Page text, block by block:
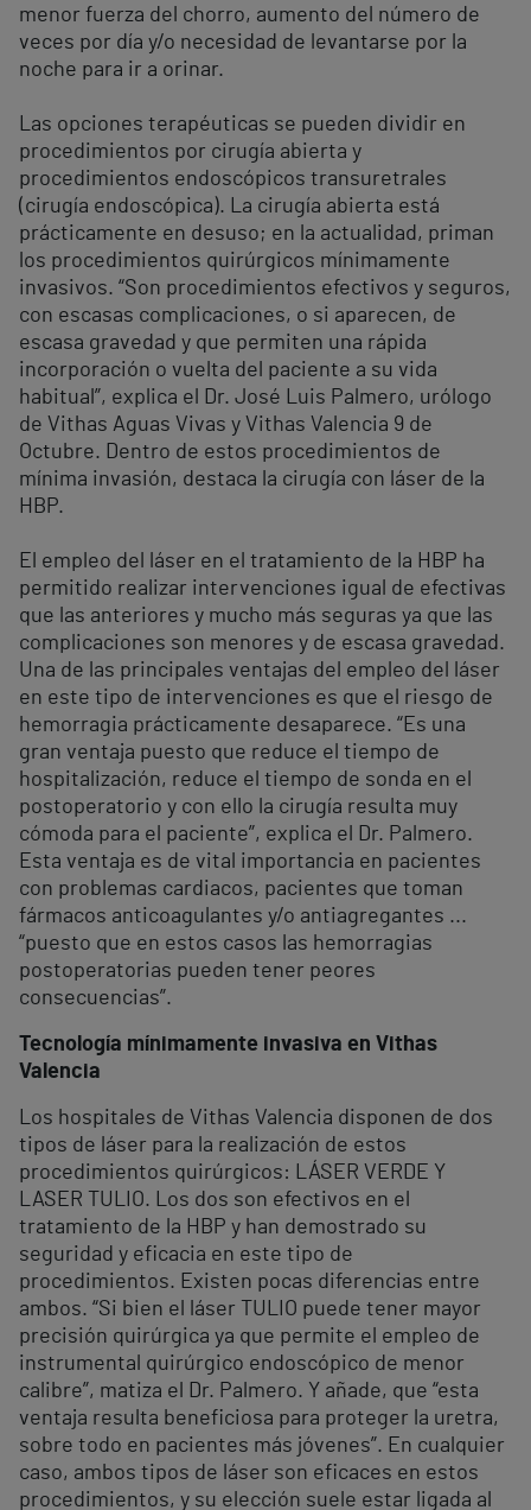
menor fuerza del chorro, aumento del número de
veces por día y/o necesidad de levantarse por la
noche para ir a orinar.
Las opciones terapéuticas se pueden dividir en
procedimientos por cirugía abierta y
procedimientos endoscópicos transuretrales
(cirugía endoscópica). La cirugía abierta está
prácticamente en desuso; en la actualidad, priman
los procedimientos quirúrgicos mínimamente
invasivos. “Son procedimientos efectivos y seguros,
con escasas complicaciones, o si aparecen, de
escasa gravedad y que permiten una rápida
incorporación o vuelta del paciente a su vida
habitual”, explica el Dr. José Luis Palmero, urólogo
de Vithas Aguas Vivas y Vithas Valencia 9 de
Octubre. Dentro de estos procedimientos de
mínima invasión, destaca la cirugía con láser de la
HBP.
El empleo del láser en el tratamiento de la HBP ha
permitido realizar intervenciones igual de efectivas
que las anteriores y mucho más seguras ya que las
complicaciones son menores y de escasa gravedad.
Una de las principales ventajas del empleo del láser
en este tipo de intervenciones es que el riesgo de
hemorragia prácticamente desaparece. “Es una
gran ventaja puesto que reduce el tiempo de
hospitalización, reduce el tiempo de sonda en el
postoperatorio y con ello la cirugía resulta muy
cómoda para el paciente”, explica el Dr. Palmero.
Esta ventaja es de vital importancia en pacientes
con problemas cardiacos, pacientes que toman
fármacos anticoagulantes y/o antiagregantes ...
“puesto que en estos casos las hemorragias
postoperatorias pueden tener peores
consecuencias”.
Tecnología mínimamente invasiva en Vithas
Valencia
Los hospitales de Vithas Valencia disponen de dos
tipos de láser para la realización de estos
procedimientos quirúrgicos: LÁSER VERDE Y
LASER TULIO. Los dos son efectivos en el
tratamiento de la HBP y han demostrado su
seguridad y eficacia en este tipo de
procedimientos. Existen pocas diferencias entre
ambos. “Si bien el láser TULIO puede tener mayor
precisión quirúrgica ya que permite el empleo de
instrumental quirúrgico endoscópico de menor
calibre”, matiza el Dr. Palmero. Y añade, que “esta
ventaja resulta beneficiosa para proteger la uretra,
sobre todo en pacientes más jóvenes”. En cualquier
caso, ambos tipos de láser son eficaces en estos
procedimientos, y su elección suele estar ligada al